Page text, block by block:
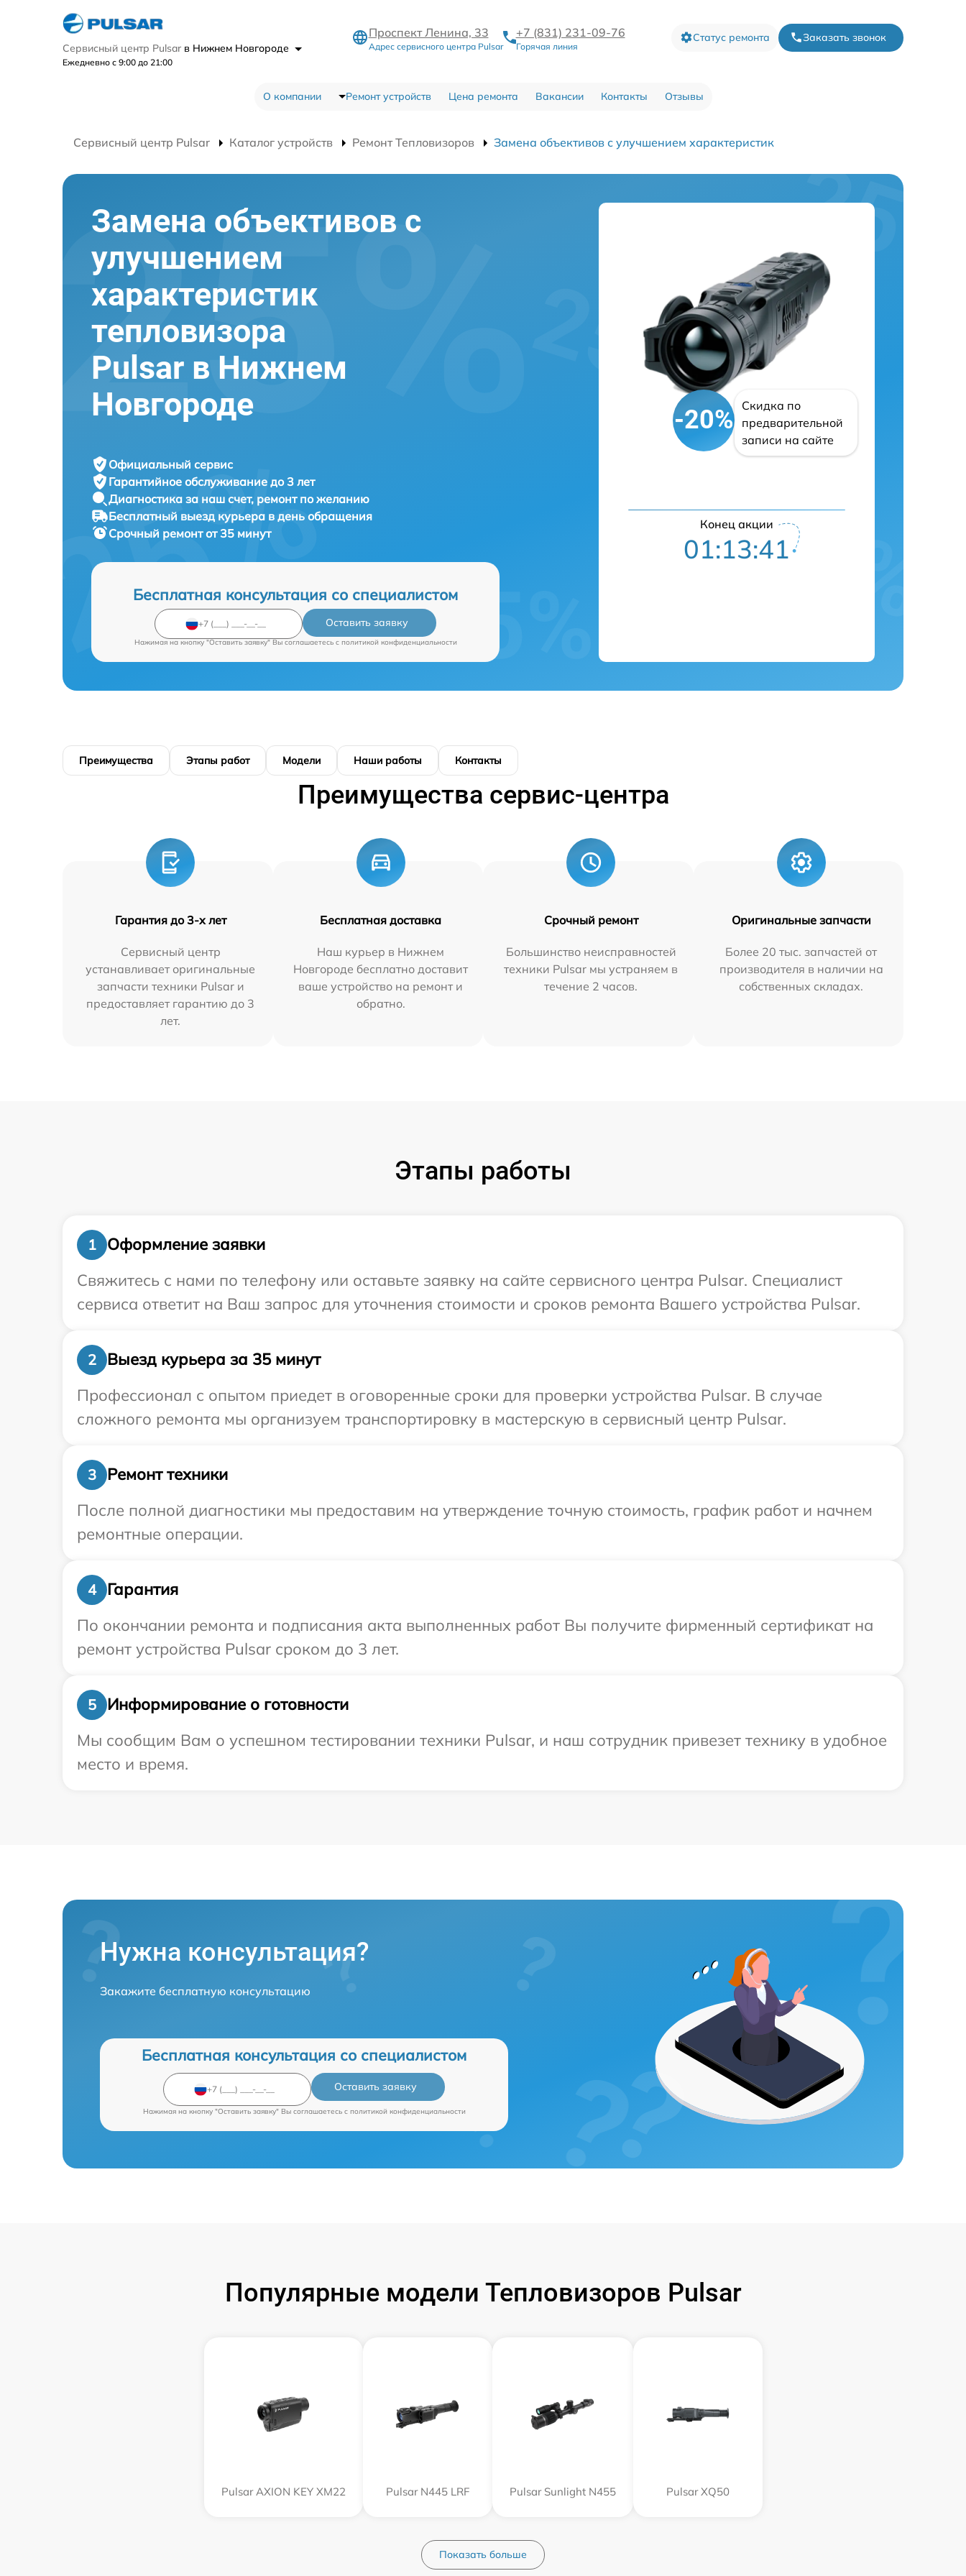
Сервисный центр Pulsar в Нижнем Новгороде
Ежедневно с 9:00 до 21:00
Проспект Ленина, 33
Адрес сервисного центра Pulsar
+7 (831) 231-09-76
Горячая линия
Статус ремонта Заказать звонок
О компании Ремонт устройств Цена ремонта Вакансии Контакты Отзывы
Сервисный центр Pulsar Каталог устройств Ремонт Тепловизоров Замена объективов с улучшением характеристик
Замена объективов с
улучшением
характеристик
тепловизора
Pulsar в Нижнем
Новгороде
Официальный сервис
Гарантийное обслуживание до 3 лет
Диагностика за наш счет, ремонт по желанию
Бесплатный выезд курьера в день обращения
Срочный ремонтот 35 минут
Бесплатная консультация со специалистом
Оставить заявку
Нажимая на кнопку "Оставить заявку" Вы соглашаетесь c политикой конфиденциальности
-20%
Скидка по
предварительной
записи на сайте
Конец акции
01:13:40
Преимущества Этапы работ Модели Наши работы Контакты
Преимущества сервис-центра
Гарантия до 3-х лет
Сервисный центр
устанавливает оригинальные
запчасти техники Pulsar и
предоставляет гарантию до 3
лет.
Бесплатная доставка
Наш курьер в Нижнем
Новгороде бесплатно доставит
ваше устройство на ремонт и
обратно.
Срочный ремонт
Большинство неисправностей
техники Pulsar мы устраняем в
течение 2 часов.
Оригинальные запчасти
Более 20 тыс. запчастей от
производителя в наличии на
собственных складах.
Этапы работы
1
Оформление заявки
Свяжитесь с нами по телефону или оставьте заявку на сайте сервисного центра Pulsar. Специалист
сервиса ответит на Ваш запрос для уточнения стоимости и сроков ремонта Вашего устройства Pulsar.
2
Выезд курьера за 35 минут
Профессионал с опытом приедет в оговоренные сроки для проверки устройства Pulsar. В случае
сложного ремонта мы организуем транспортировку в мастерскую в сервисный центр Pulsar.
3
Ремонт техники
После полной диагностики мы предоставим на утверждение точную стоимость, график работ и начнем
ремонтные операции.
4
Гарантия
По окончании ремонта и подписания акта выполненных работ Вы получите фирменный сертификат на
ремонт устройства Pulsar сроком до 3 лет.
5
Информирование о готовности
Мы сообщим Вам о успешном тестировании техники Pulsar, и наш сотрудник привезет технику в удобное
место и время.
Нужна консультация?
Закажите бесплатную консультацию
Бесплатная консультация со специалистом
Оставить заявку
Нажимая на кнопку "Оставить заявку" Вы соглашаетесь c политикой конфиденциальности
Популярные модели Тепловизоров Pulsar
Pulsar AXION KEY XM22 Pulsar N445 LRF Pulsar Sunlight N455 Pulsar XQ50
Показать больше